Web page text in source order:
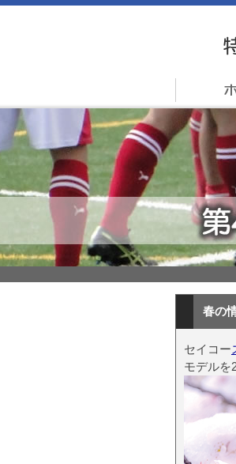
春の
セイコー
モデルを